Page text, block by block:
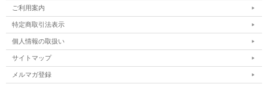
ご利用案内
特定商取引法表示
個人情報の取扱い
サイトマップ
メルマガ登録